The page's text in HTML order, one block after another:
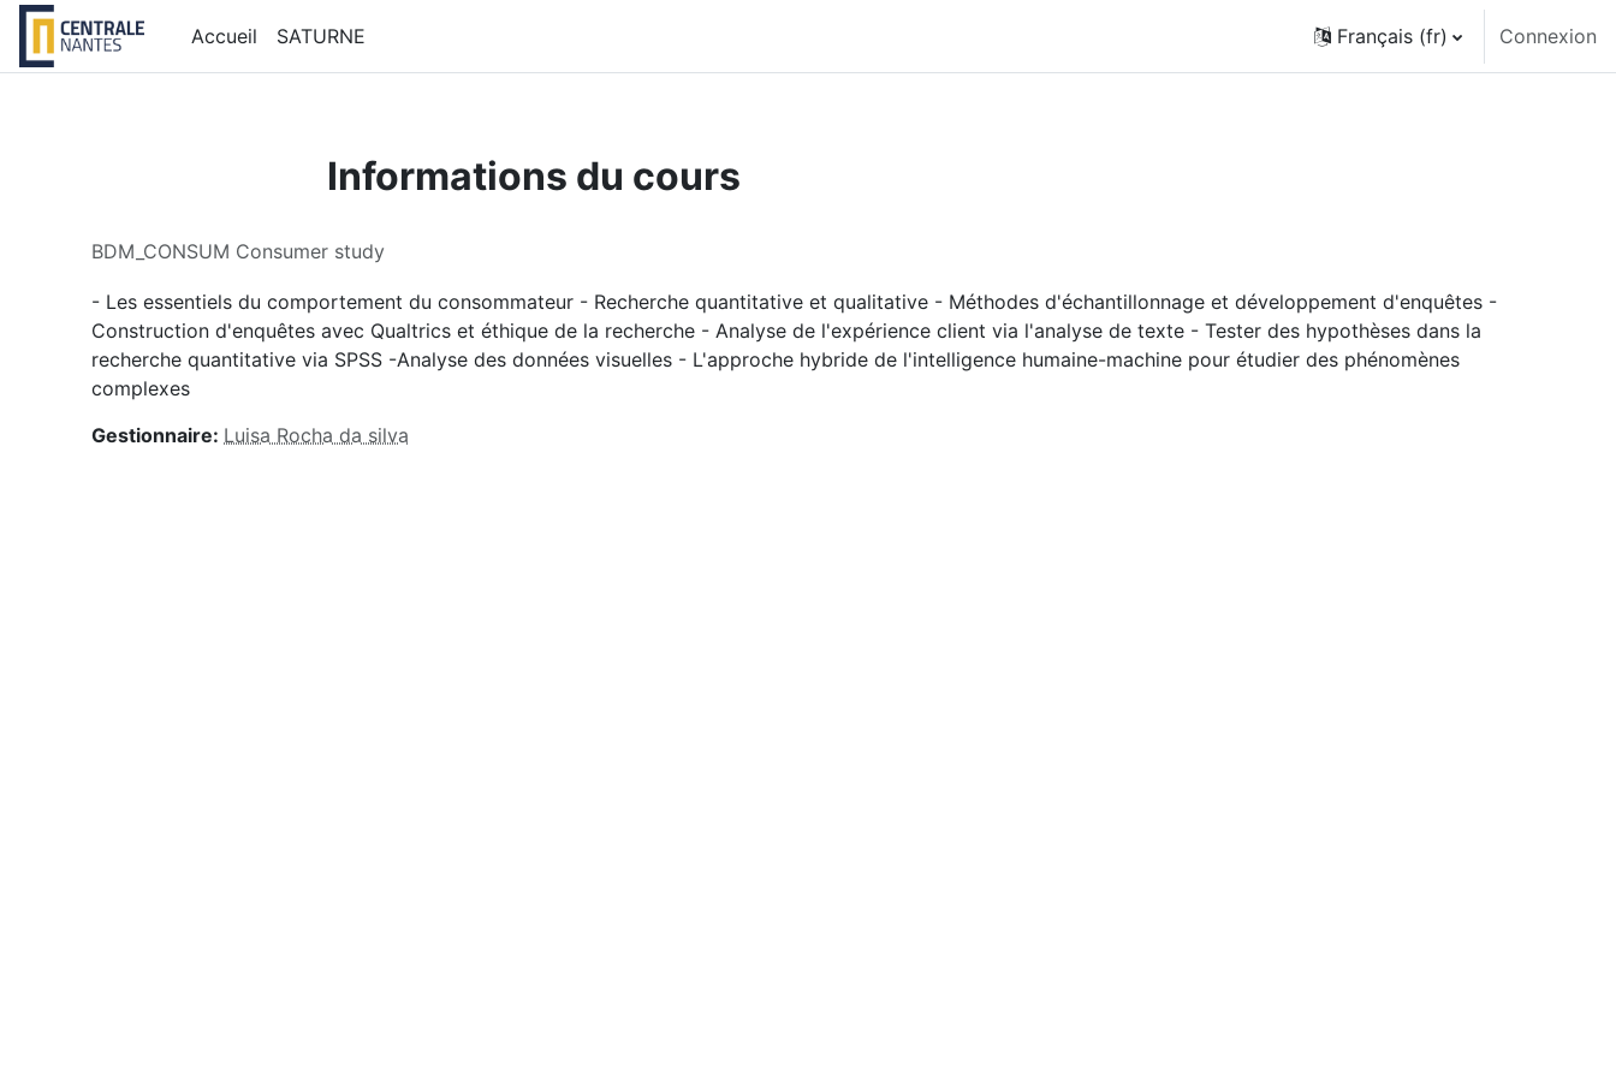
Passer au contenu principal
Accueil
SATURNE Français ‎(fr)‎ Connexion
Informations du cours
BDM_CONSUM Consumer study
- Les essentiels du comportement du consommateur - Recherche quantitative et qualitative - Méthodes d'échantillonnage et développement d'enquêtes -
Construction d'enquêtes avec Qualtrics et éthique de la recherche - Analyse de l'expérience client via l'analyse de texte - Tester des hypothèses dans la
recherche quantitative via SPSS -Analyse des données visuelles - L'approche hybride de l'intelligence humaine-machine pour étudier des phénomènes
complexes
Gestionnaire: Luisa Rocha da silva